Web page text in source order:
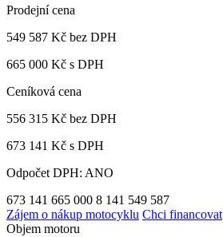
Prodejní cena
549 587 Kč bez DPH
665 000 Kč s DPH
Ceníková cena
556 315 Kč bez DPH
673 141 Kč s DPH
Odpočet DPH: ANO
673 141 665 000 8 141 549 587
Zájem o nákup motocyklu Chci financovat
Objem motoru